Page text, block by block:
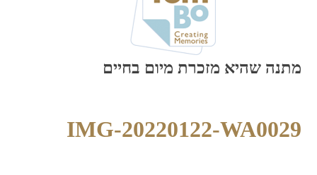
מתנה שהיא מזכרת מיום בחיים
IMG-20220122-WA0029